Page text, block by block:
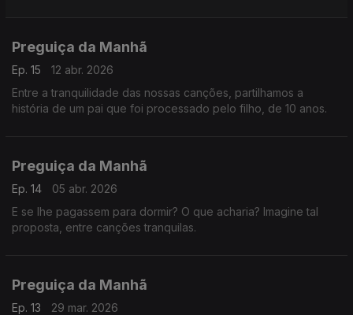
Preguiça da Manhã
Ep. 15
12 abr. 2026
Entre a tranquilidade das nossas canções, partilhamos a
história de um pai que foi processado pelo filho, de 10 anos.
Preguiça da Manhã
Ep. 14
05 abr. 2026
E se lhe pagassem para dormir? O que acharia? Imagine tal
proposta, entre canções tranquilas.
Preguiça da Manhã
Ep. 13
29 mar. 2026